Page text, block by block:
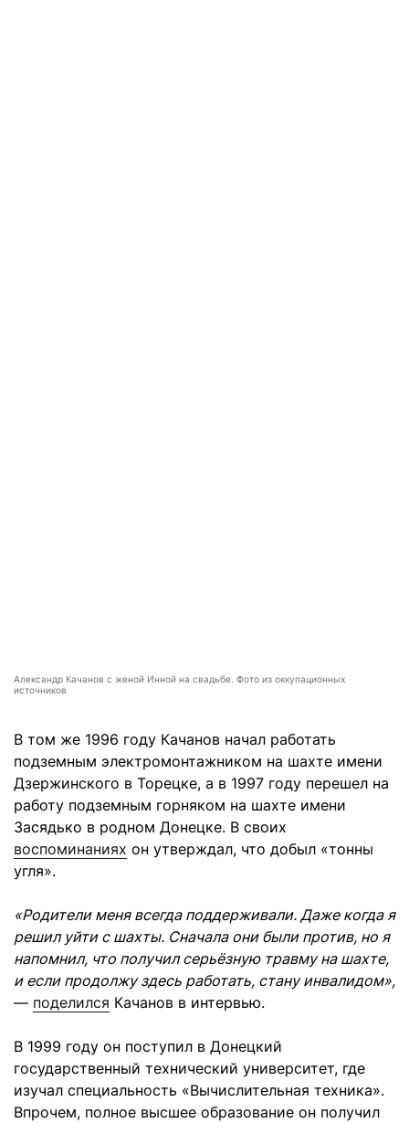
Александр Качанов с женой Инной на свадьбе. Фото из оккупационных
источников
В том же 1996 году Качанов начал работать
подземным электромонтажником на шахте имени
Дзержинского в Торецке, а в 1997 году перешел на
работу подземным горняком на шахте имени
Засядько в родном Донецке. В своих
воспоминаниях он утверждал, что добыл «тонны
угля».
«Родители меня всегда поддерживали. Даже когда я
решил уйти с шахты. Сначала они были против, но я
напомнил, что получил серьёзную травму на шахте,
и если продолжу здесь работать, стану инвалидом»,
— поделился Качанов в интервью.
В 1999 году он поступил в Донецкий
государственный технический университет, где
изучал специальность «Вычислительная техника».
Впрочем, полное высшее образование он получил